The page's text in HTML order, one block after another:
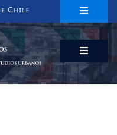
Chile
URBANOS
Y ESTUDIOS URBANOS